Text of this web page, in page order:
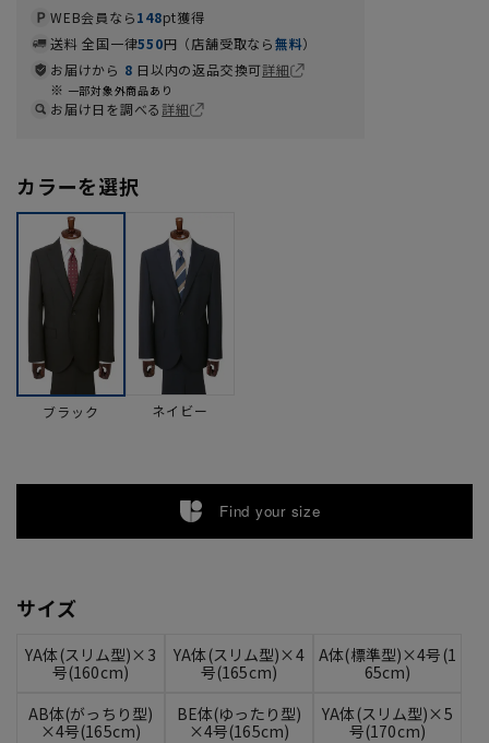
WEB会員なら148pt獲得
送料 全国一律550円（店舗受取なら無料）
お届けから 8 日以内の返品交換可詳細
一部対象外商品あり
お届け日を調べる詳細
カラーを選択
ブラック ネイビー
Find your size
サイズ
YA体(スリム型)×3
号(160cm)
YA体(スリム型)×4
号(165cm)
A体(標準型)×4号(1
65cm)
AB体(がっちり型)
×4号(165cm)
BE体(ゆったり型)
×4号(165cm)
YA体(スリム型)×5
号(170cm)